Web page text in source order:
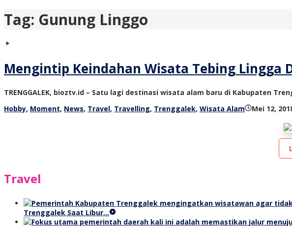
Tag: Gunung Linggo
Mengintip Keindahan Wisata Tebing Lingga
TRENGGALEK, bioztv.id – Satu lagi destinasi wisata alam baru di Kabupaten
Hobby, Moment, News, Travel, Travelling, Trenggalek, Wisata Alam Mei 12,
Travel
Trenggalek Saat Libur…